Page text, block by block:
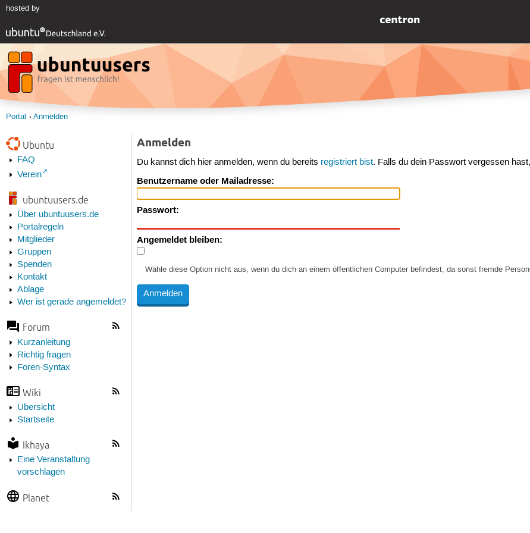
hosted by
Portal Anmelden
Ubuntu
FAQ
Verein
ubuntuusers.de
Über ubuntuusers.de
Portalregeln
Mitglieder
Gruppen
Spenden
Kontakt
Ablage
Wer ist gerade angemeldet?
Forum
Kurzanleitung
Richtig fragen
Foren-Syntax
Wiki
Übersicht
Startseite
Ikhaya
Eine Veranstaltung
vorschlagen
Planet
Anmelden
Du kannst dich hier anmelden, wenn du bereits registriert bist. Falls du dein Passwort vergessen
Benutzername oder Mailadresse:
Passwort:
Angemeldet bleiben:
Wähle diese Option nicht aus, wenn du dich an einem öffentlichen Computer befindest, da sonst fremde